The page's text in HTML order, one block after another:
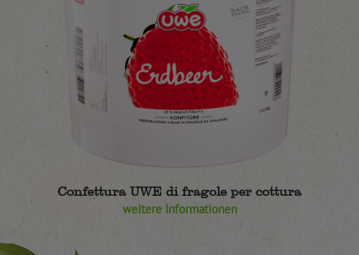
Confettura UWE di fragole per cottura
weitere Informationen